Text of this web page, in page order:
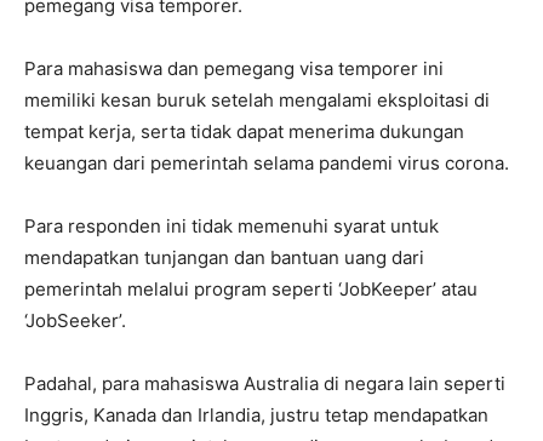
pemegang visa temporer.
Para mahasiswa dan pemegang visa temporer ini
memiliki kesan buruk setelah mengalami eksploitasi di
tempat kerja, serta tidak dapat menerima dukungan
keuangan dari pemerintah selama pandemi virus corona.
Para responden ini tidak memenuhi syarat untuk
mendapatkan tunjangan dan bantuan uang dari
pemerintah melalui program seperti ‘JobKeeper’ atau
‘JobSeeker’.
Padahal, para mahasiswa Australia di negara lain seperti
Inggris, Kanada dan Irlandia, justru tetap mendapatkan